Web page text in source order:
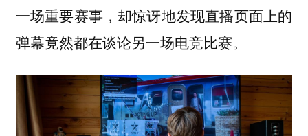
一场重要赛事，却惊讶地发现直播页面上的
弹幕竟然都在谈论另一场电竞比赛。